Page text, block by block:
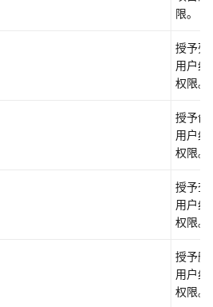
限。
授予列
用户组
权限。
授予创
用户组
权限。
授予查
用户组
权限。
授予删
用户组
权限。